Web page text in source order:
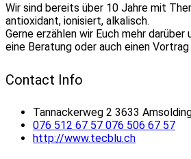
Wir sind bereits über 10 Jahre mit
antioxidant, ionisiert, alkalisch.
Gerne erzählen wir Euch mehr
eine Beratung oder auch einen
Contact Info
Tannackerweg 2 3633
076 512 67 57 076 506 67 57
http://www.tecblu.ch